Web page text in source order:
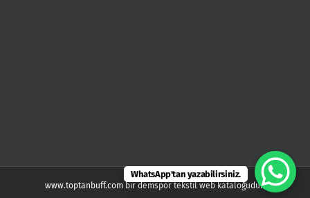
www.toptanbuff.com bir demspor tekstil web kataloğudur.
WhatsApp'tan yazabilirsiniz.